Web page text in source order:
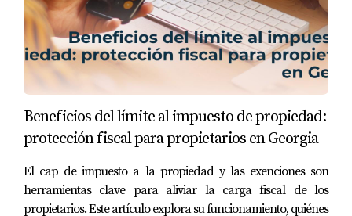
deducibles. Estos gastos incluyen tarifas legales,
costos de inspección y otros cargos necesarios para
completar la transacción. Aunque no todos los
gastos son deducibles, algunos sí lo son, así que es
fiscal. Esto puede ayudarte a reducir el costo total de
adquisición.
ESTUDIOS DE CASO
Beneficios del límite al impuesto de propiedad:
protección fiscal para propietarios en Georgia
El cap de impuesto a la propiedad y las exenciones son
herramientas clave para aliviar la carga fiscal de los
propietarios. Este artículo explora su funcionamiento, quiénes